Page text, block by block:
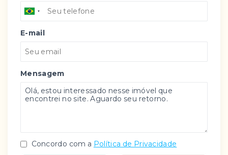
E-mail
Mensagem
Concordo com a Política de Privacidade